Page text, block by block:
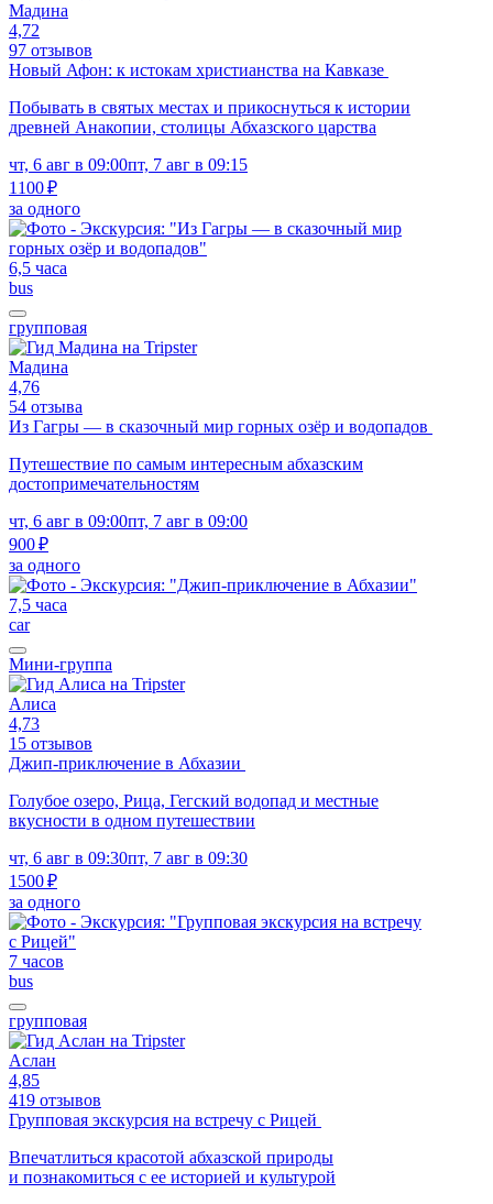
Мадина
4,72
97 отзывов
Новый Афон: к истокам христианства на Кавказе
Побывать в святых местах и прикоснуться к истории
древней Анакопии, столицы Абхазского царства
чт, 6 авг в 09:00пт, 7 авг в 09:15
1100 ₽
за одного
6,5 часа
bus
групповая
Мадина
4,76
54 отзыва
Из Гагры — в сказочный мир горных озёр и водопадов
Путешествие по самым интересным абхазским
достопримечательностям
чт, 6 авг в 09:00пт, 7 авг в 09:00
900 ₽
за одного
7,5 часа
car
Мини-группа
Алиса
4,73
15 отзывов
Джип-приключение в Абхазии
Голубое озеро, Рица, Гегский водопад и местные
вкусности в одном путешествии
чт, 6 авг в 09:30пт, 7 авг в 09:30
1500 ₽
за одного
7 часов
bus
групповая
Аслан
4,85
419 отзывов
Групповая экскурсия на встречу с Рицей
Впечатлиться красотой абхазской природы
и познакомиться с ее историей и культурой